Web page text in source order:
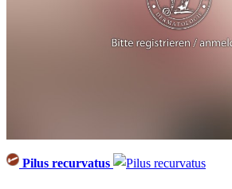
Pilus recurvatus